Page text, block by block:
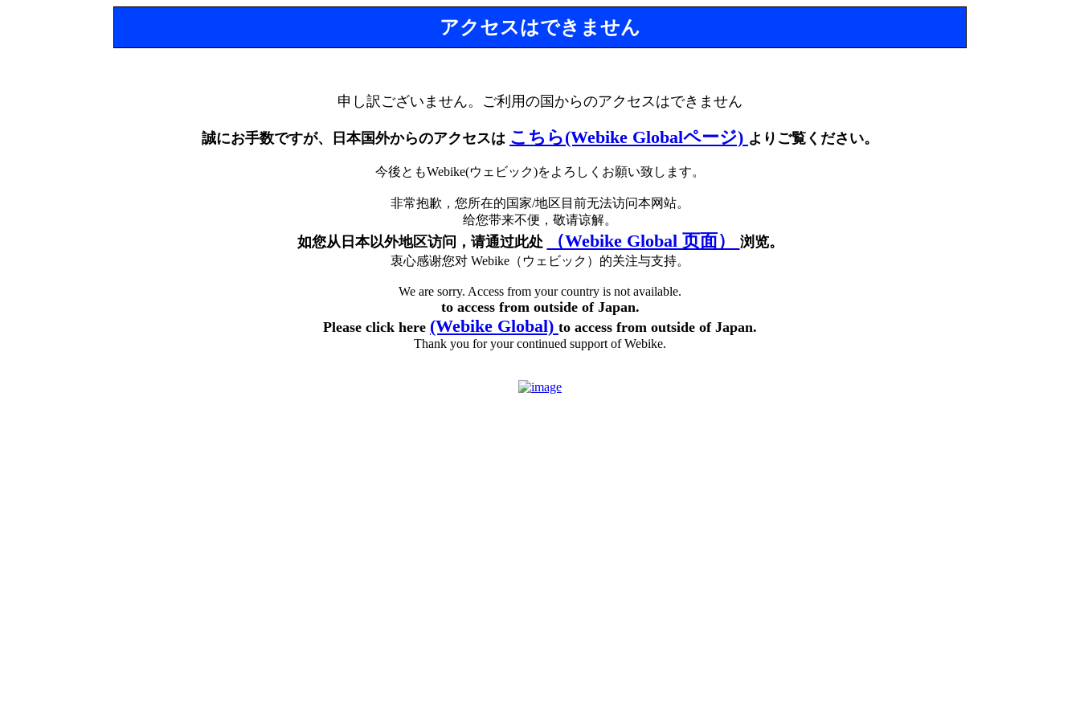
アクセスはできません
申し訳ございません。ご利用の国からのアクセスはできません
誠にお手数ですが、日本国外からのアクセスは こちら(Webike Globalページ) よりご覧ください。
今後ともWebike(ウェビック)をよろしくお願い致します。
非常抱歉，您所在的国家/地区目前无法访问本网站。
给您带来不便，敬请谅解。
如您从日本以外地区访问，请通过此处 （Webike Global 页面） 浏览。
衷心感谢您对 Webike（ウェビック）的关注与支持。
We are sorry. Access from your country is not available.
to access from outside of Japan.
Please click here (Webike Global) to access from outside of Japan.
Thank you for your continued support of Webike.